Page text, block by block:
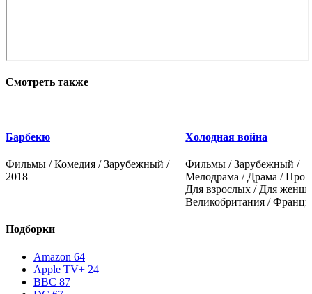
Смотреть также
Барбекю
Фильмы / Комедия / Зарубежный /
2018
Холодная война
Фильмы / Зарубежный /
Мелодрама / Драма / Про
Для взрослых / Для
Великобритания /
Подборки
Amazon 64
Apple TV+ 24
BBC 87